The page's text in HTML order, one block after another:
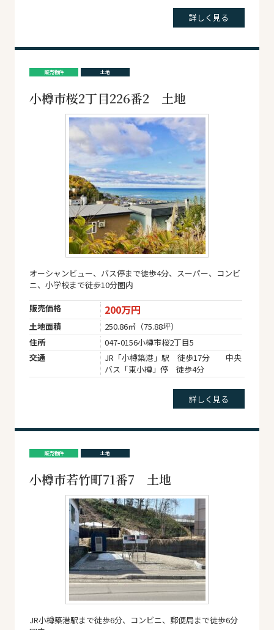
詳しく見る
販売物件 土地
小樽市桜2丁目226番2 土地
オーシャンビュー、バス停まで徒歩4分、スーパー、コンビ
ニ、小学校まで徒歩10分圏内
販売価格 200万円
土地面積
250.86㎡（75.88坪）
住所
047-0156小樽市桜2丁目5
交通
JR「小樽築港」駅 徒歩17分 中央
バス「東小樽」停 徒歩4分
詳しく見る
販売物件 土地
小樽市若竹町71番7 土地
JR小樽築港駅まで徒歩6分、コンビニ、郵便局まで徒歩6分